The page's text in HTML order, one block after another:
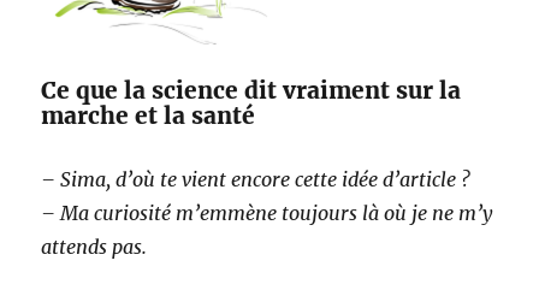
Ce que la science dit vraiment sur la
marche et la santé
– Sima, d’où te vient encore cette idée d’article ?
– Ma curiosité m’emmène toujours là où je ne m’y
attends pas.